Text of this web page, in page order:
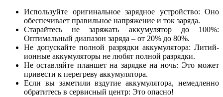
Используйте оригинальное зарядное устройство: Оно
обеспечивает правильное напряжение и ток заряда.
Старайтесь не заряжать аккумулятор до 100%:
Оптимальный диапазон заряда – от 20% до 80%.
Не допускайте полной разрядки аккумулятора: Литий-
ионные аккумуляторы не любят полной разрядки.
Не оставляйте планшет на зарядке на ночь: Это может
привести к перегреву аккумулятора.
Если вы заметили вздутие аккумулятора, немедленно
обратитесь в сервисный центр: Это опасно!